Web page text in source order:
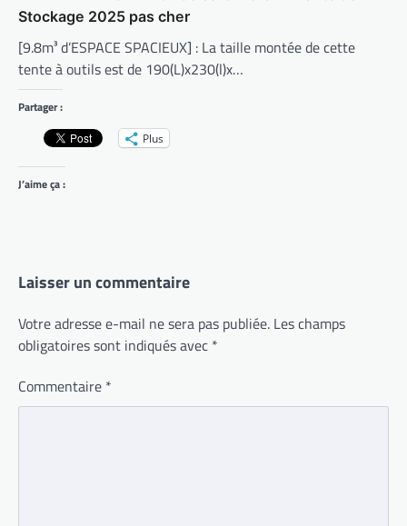
Stockage 2025 pas cher
[9.8m³ d’ESPACE SPACIEUX] : La taille montée de cette
tente à outils est de 190(L)x230(l)x…
Partager :
Plus
J’aime ça :
Laisser un commentaire
Votre adresse e-mail ne sera pas publiée. Les champs
obligatoires sont indiqués avec *
Commentaire *